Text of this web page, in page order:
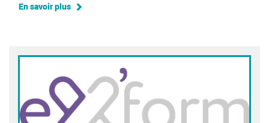
En savoir plus